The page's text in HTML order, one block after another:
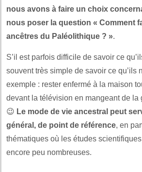
nous avons à faire un choix
nous poser la question « Comment
ancêtres du Paléolithique ? ».
S’il est parfois difficile de savoir ce
souvent très simple de savoir ce qu’ils
exemple : rester enfermé à la maison
devant la télévision en mangeant de la
😉 Le mode de vie ancestral peut
général, de point de référence, en
thématiques où les études
encore peu nombreuses.